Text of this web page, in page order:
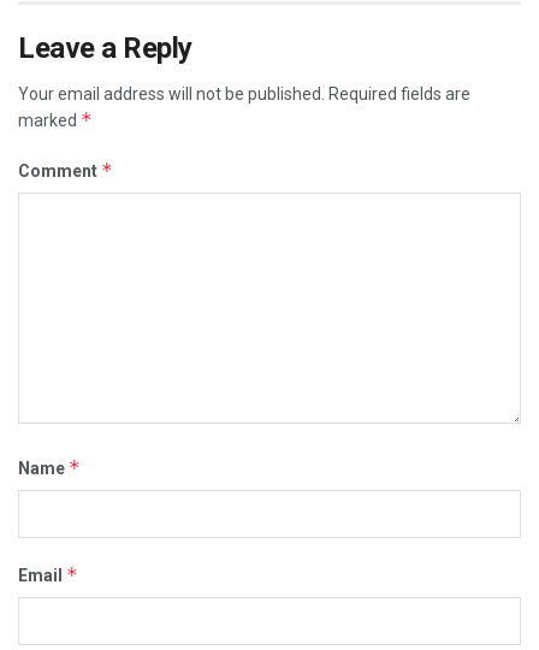
Leave a Reply
Your email address will not be published.
Required fields are
marked *
Comment *
Name *
Email *